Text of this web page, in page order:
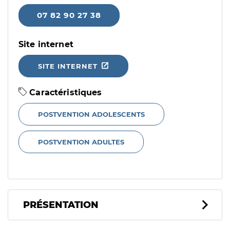
07 82 90 27 38
Site internet
SITE INTERNET
Caractéristiques
POSTVENTION ADOLESCENTS
POSTVENTION ADULTES
PRÉSENTATION